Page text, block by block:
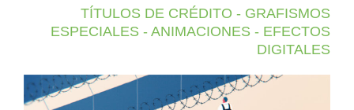
TÍTULOS DE CRÉDITO - GRAFISMOS
ESPECIALES - ANIMACIONES - EFECTOS
DIGITALES